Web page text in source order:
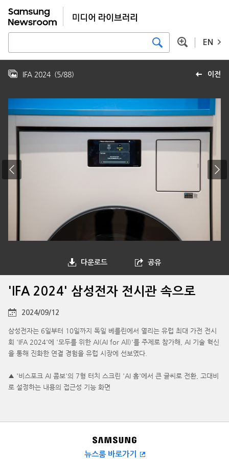
EN
이전
IFA 2024 (5/88)
다운로드 공유
'IFA 2024' 삼성전자 전시관 속으로
2024/09/12
삼성전자는 6일부터 10일까지 독일 베를린에서 열리는 유럽 최대 가전 전시
회 'IFA 2024'에 '모두를 위한 AI(AI for All)'를 주제로 참가해, AI 기술 혁신
을 통해 진화한 연결 경험을 유럽 시장에 선보였다.
▲ '비스포크 AI 콤보'의 7형 터치 스크린 'AI 홈'에서 큰 글씨로 전환, 고대비
로 설정하는 내용의 접근성 기능 화면
뉴스룸 바로가기